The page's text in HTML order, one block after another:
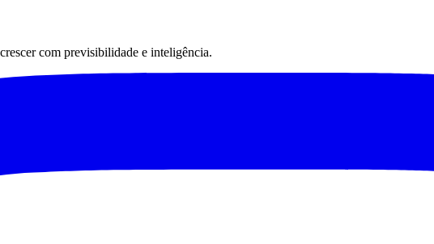
com previsibilidade e inteligência.